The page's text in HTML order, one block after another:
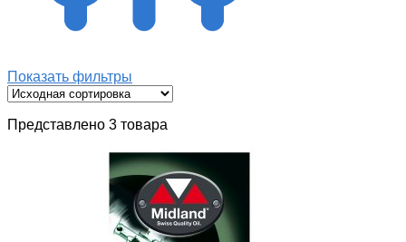
Показать фильтры
Представлено 3 товара